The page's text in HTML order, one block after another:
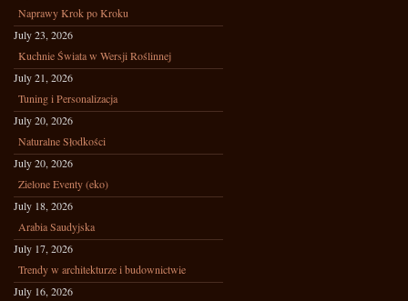
Naprawy Krok po Kroku
July 23, 2026
Kuchnie Świata w Wersji Roślinnej
July 21, 2026
Tuning i Personalizacja
July 20, 2026
Naturalne Słodkości
July 20, 2026
Zielone Eventy (eko)
July 18, 2026
Arabia Saudyjska
July 17, 2026
Trendy w architekturze i budownictwie
July 16, 2026